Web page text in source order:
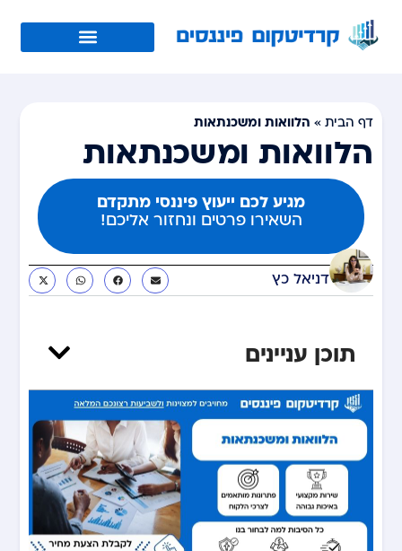
דף הבית » הלוואות ומשכנתאות
הלוואות ומשכנתאות
מגיע לכם ייעוץ פיננסי מתקדם
השאירו פרטים ונחזור אליכם!
דניאל כץ
תוכן עניינים